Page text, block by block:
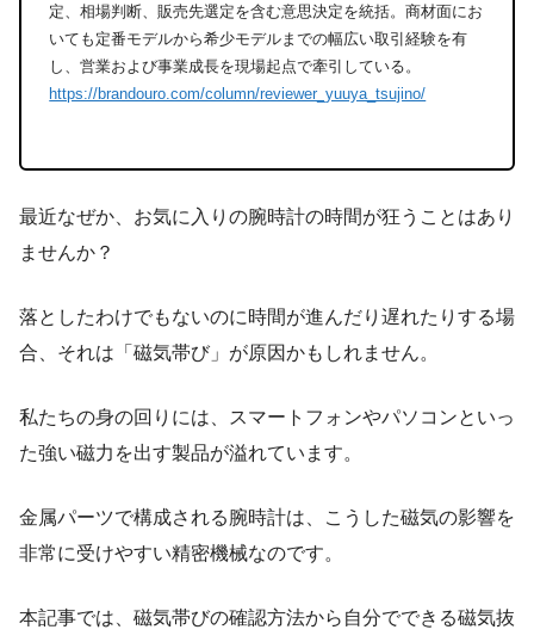
定、相場判断、販売先選定を含む意思決定を統括。商材面にお
いても定番モデルから希少モデルまでの幅広い取引経験を有
し、営業および事業成長を現場起点で牽引している。
https://brandouro.com/column/reviewer_yuuya_tsujino/
最近なぜか、お気に入りの腕時計の時間が狂うことはあり
ませんか？
落としたわけでもないのに時間が進んだり遅れたりする場
合、それは「磁気帯び」が原因かもしれません。
私たちの身の回りには、スマートフォンやパソコンといっ
た強い磁力を出す製品が溢れています。
金属パーツで構成される腕時計は、こうした磁気の影響を
非常に受けやすい精密機械なのです。
本記事では、磁気帯びの確認方法から自分でできる磁気抜